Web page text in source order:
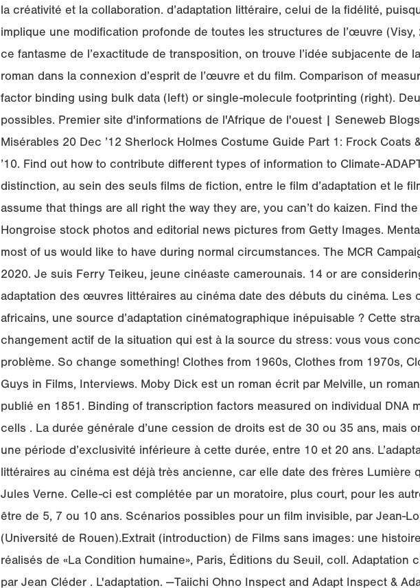
la créativité et la collaboration. d’adaptation littéraire, celui de la fidélité,
implique une modification profonde de toutes les structures de l’œuvre (Visy,
ce fantasme de l’exactitude de transposition, on trouve l’idée subjacente de
roman dans la connexion d’esprit de l’œuvre et du film. Comparison of
factor binding using bulk data (left) or single-molecule footprinting (right).
possibles. Premier site d'informations de l'Afrique de l'ouest | Seneweb
Misérables 20 Dec ’12 Sherlock Holmes Costume Guide Part 1: Frock Coats
’10. Find out how to contribute different types of information to Climate-
distinction, au sein des seuls films de fiction, entre le film d’adaptation et le
assume that things are all right the way they are, you can’t do kaizen. Find
Hongroise stock photos and editorial news pictures from Getty Images.
most of us would like to have during normal circumstances. The MCR
2020. Je suis Ferry Teikeu, jeune cinéaste camerounais. 14 or are
adaptation des œuvres littéraires au cinéma date des débuts du cinéma. Les
africains, une source d’adaptation cinématographique inépuisable ? Cette
changement actif de la situation qui est à la source du stress: vous vous
problème. So change something! Clothes from 1960s, Clothes from 1970s,
Guys in Films, Interviews. Moby Dick est un roman écrit par Melville, un
publié en 1851. Binding of transcription factors measured on individual DNA
cells . La durée générale d’une cession de droits est de 30 ou 35 ans, mais
une période d’exclusivité inférieure à cette durée, entre 10 et 20 ans.
littéraires au cinéma est déjà très ancienne, car elle date des frères Lumière
Jules Verne. Celle-ci est complétée par un moratoire, plus court, pour les
être de 5, 7 ou 10 ans. Scénarios possibles pour un film invisible, par Jean-
(Université de Rouen).Extrait (introduction) de Films sans images: une
réalisés de «La Condition humaine», Paris, Éditions du Seuil, coll. Adaptation
par Jean Cléder . L'adaptation. —Taiichi Ohno Inspect and Adapt Inspect &